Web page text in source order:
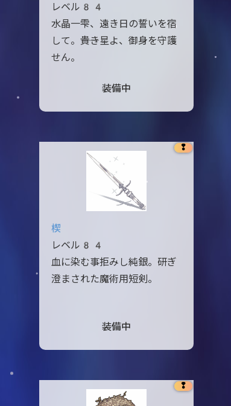
レベル84
水晶一雫、遠き日の誓いを宿
して。――貴き星よ、御身を守護
せん。
装備中
❢
楔
レベル84
血に染む事拒みし純銀。研ぎ
澄まされた魔術用短剣。
装備中
❢